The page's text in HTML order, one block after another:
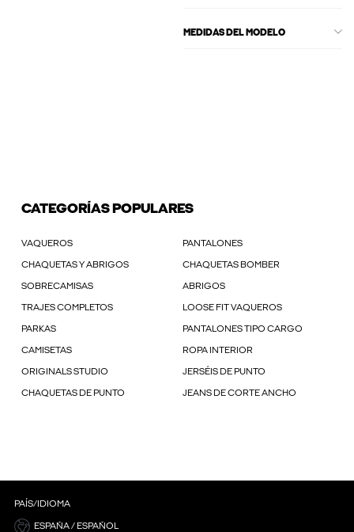
MEDIDAS DEL MODELO
CATEGORÍAS POPULARES
VAQUEROS PANTALONES
CHAQUETAS Y ABRIGOS CHAQUETAS BOMBER
SOBRECAMISAS ABRIGOS
TRAJES COMPLETOS LOOSE FIT VAQUEROS
PARKAS PANTALONES TIPO CARGO
CAMISETAS ROPA INTERIOR
ORIGINALS STUDIO JERSÉIS DE PUNTO
CHAQUETAS DE PUNTO JEANS DE CORTE ANCHO
PAÍS/IDIOMA
ESPAÑA / ESPAÑOL